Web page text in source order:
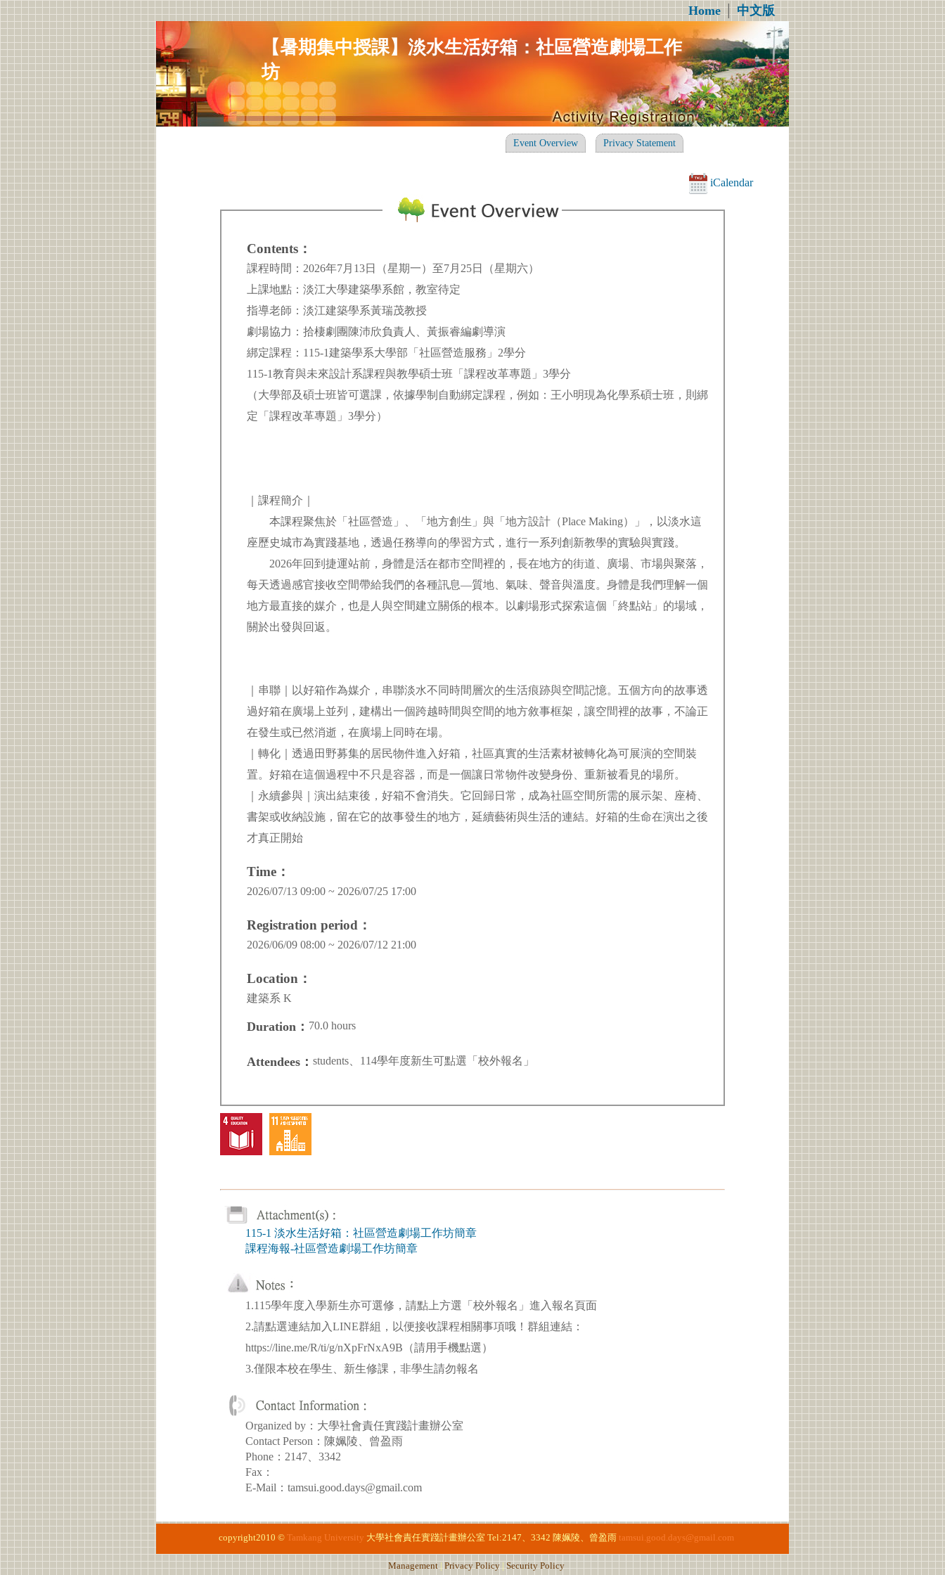
Home│中文版
【暑期集中授課】淡水生活好箱：社區營造劇場工作
坊
Event Overview Privacy Statement
iCalendar
Contents：
課程時間：2026年7月13日（星期一）至7月25日（星期六）
上課地點：淡江大學建築學系館，教室待定
指導老師：淡江建築學系黃瑞茂教授
劇場協力：拾棲劇團陳沛欣負責人、黃振睿編劇導演
綁定課程：115-1建築學系大學部「社區營造服務」2學分
115-1教育與未來設計系課程與教學碩士班「課程改革專題」3學分
（大學部及碩士班皆可選課，依據學制自動綁定課程，例如：王小明現為化學系碩士班，則綁
定「課程改革專題」3學分）
｜課程簡介｜
本課程聚焦於「社區營造」、「地方創生」與「地方設計（Place Making）」，以淡水這
座歷史城市為實踐基地，透過任務導向的學習方式，進行一系列創新教學的實驗與實踐。
2026年回到捷運站前，身體是活在都市空間裡的，長在地方的街道、廣場、市場與聚落，
每天透過感官接收空間帶給我們的各種訊息—質地、氣味、聲音與溫度。身體是我們理解一個
地方最直接的媒介，也是人與空間建立關係的根本。以劇場形式探索這個「終點站」的場域，
關於出發與回返。
｜串聯｜以好箱作為媒介，串聯淡水不同時間層次的生活痕跡與空間記憶。五個方向的故事透
過好箱在廣場上並列，建構出一個跨越時間與空間的地方敘事框架，讓空間裡的故事，不論正
在發生或已然消逝，在廣場上同時在場。
｜轉化｜透過田野募集的居民物件進入好箱，社區真實的生活素材被轉化為可展演的空間裝
置。好箱在這個過程中不只是容器，而是一個讓日常物件改變身份、重新被看見的場所。
｜永續參與｜演出結束後，好箱不會消失。它回歸日常，成為社區空間所需的展示架、座椅、
書架或收納設施，留在它的故事發生的地方，延續藝術與生活的連結。好箱的生命在演出之後
才真正開始
Time：
2026/07/13 09:00 ~ 2026/07/25 17:00
Registration period：
2026/06/09 08:00 ~ 2026/07/12 21:00
Location：
建築系 K
Duration： 70.0 hours
Attendees： students、114學年度新生可點選「校外報名」
115-1 淡水生活好箱：社區營造劇場工作坊簡章
課程海報-社區營造劇場工作坊簡章
1.115學年度入學新生亦可選修，請點上方選「校外報名」進入報名頁面
2.請點選連結加入LINE群組，以便接收課程相關事項哦！群組連結：
https://line.me/R/ti/g/nXpFrNxA9B（請用手機點選）
3.僅限本校在學生、新生修課，非學生請勿報名
Organized by：大學社會責任實踐計畫辦公室
Contact Person：陳姵陵、曾盈雨
Phone：2147、3342
Fax：
E-Mail：tamsui.good.days@gmail.com
copyright2010 © Tamkang University 大學社會責任實踐計畫辦公室 Tel:2147、3342 陳姵陵、曾盈雨 tamsui.good.days@gmail.com
Management|Privacy Policy|Security Policy